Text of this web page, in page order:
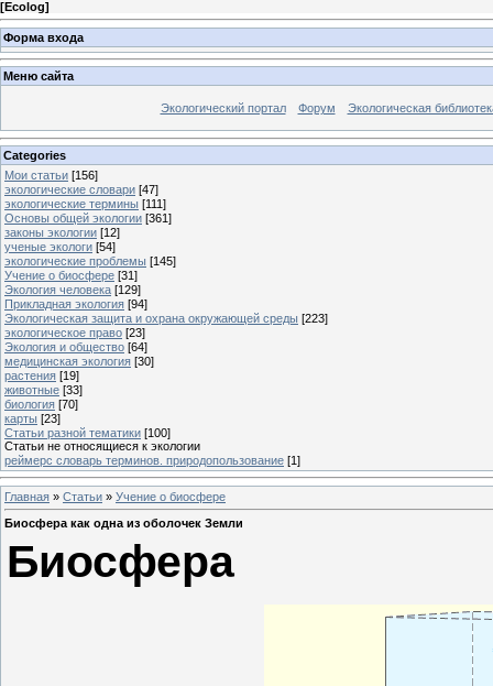
[Ecolog]
Форма входа
Меню сайта
Экологический портал Форум Экологическая
Categories
Мои статьи [156]
экологические словари [47]
экологические термины [111]
Основы общей экологии [361]
законы экологии [12]
ученые экологи [54]
экологические проблемы [145]
Учение о биосфере [31]
Экология человека [129]
Прикладная экология [94]
Экологическая защита и охрана окружающей среды [223]
экологическое право [23]
Экология и общество [64]
медицинская экология [30]
растения [19]
животные [33]
биология [70]
карты [23]
Статьи разной тематики [100]
Статьи не относящиеся к экологии
реймерс словарь терминов. природопользование [1]
Главная » Статьи » Учение о биосфере
Биосфера как одна из оболочек Земли
Биосфера